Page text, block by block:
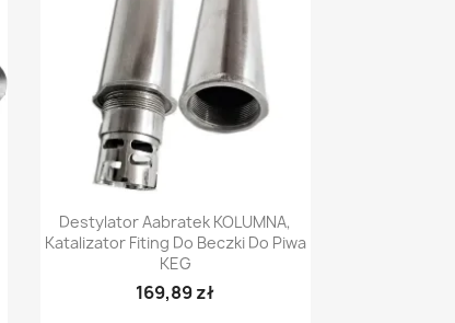
Pikakatselu
Destylator Aabratek KOLUMNA,
Katalizator Fiting Do Beczki Do Piwa
KEG
169,89 zł